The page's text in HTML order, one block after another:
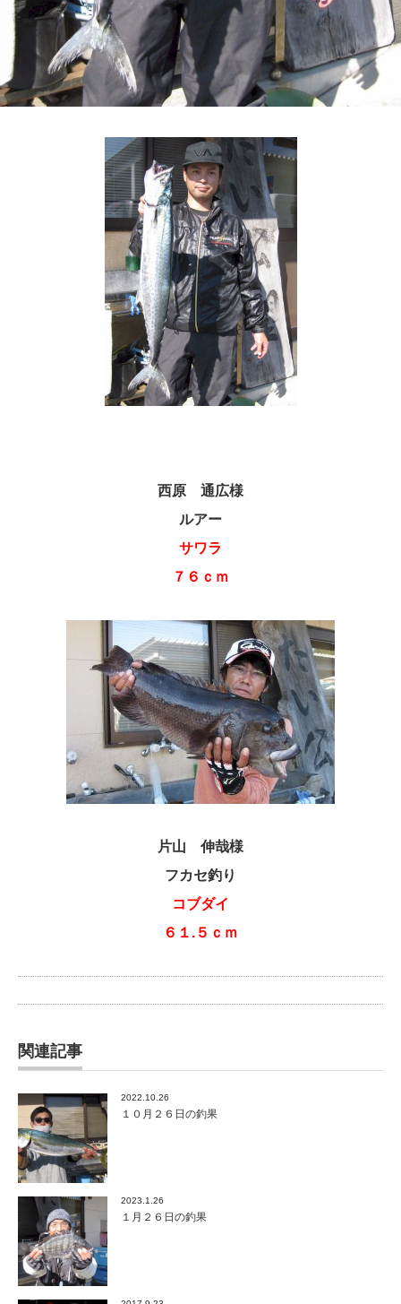
西原 通広様
ルアー
サワラ
７６ｃｍ
片山 伸哉様
フカセ釣り
コブダイ
６１.５ｃｍ
関連記事
2022.10.26
１０月２６日の釣果
2023.1.26
１月２６日の釣果